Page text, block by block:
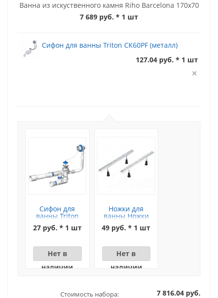
Ванна из искуственного камня Riho Barcelona 170x70
7 689 руб. * 1 шт
Сифон для ванны Triton CK60PF (металл)
127.04 руб. * 1 шт
Сифон для
ванны Triton
(цепочка)
27 руб. * 1 шт
Нет в
наличии
Ножки для
ванны Ножки
для ванн Riho
49 руб. * 1 шт
Нет в
наличии
Стоимость набора: 7 816.04 руб.